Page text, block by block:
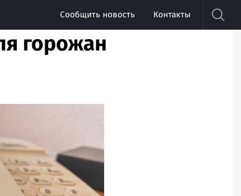
Сообщить новость Контакты
горожан